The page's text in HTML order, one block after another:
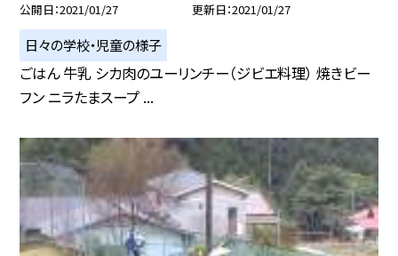
公開日 2021/01/27 更新日 2021/01/27
日々の学校・児童の様子
ごはん 牛乳 シカ肉のユーリンチー（ジビエ料理） 焼きビー
フン ニラたまスープ ...